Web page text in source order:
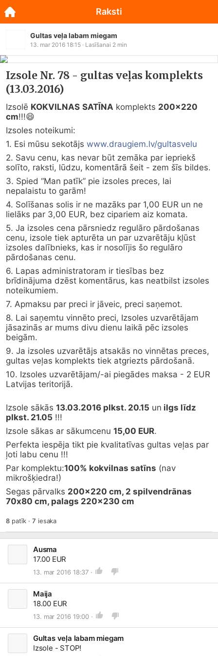
Gultas veļa labam miegam
13. mar 2016 18:15 · Lasīšanai 2 min
Izsole Nr. 78 - gultas veļas komplekts
(13.03.2016)
Izsolē KOKVILNAS SATĪNA komplekts 200x220
cm!!!😄
Izsoles noteikumi:
1. Esi mūsu sekotājs www.draugiem.lv/gultasvelu
2. Savu cenu, kas nevar būt zemāka par iepriekš
solīto, raksti, lūdzu, komentārā šeit - zem šīs bildes.
3. Spied “Man patīk” pie izsoles preces, lai
nepalaistu to garām!
4. Solīšanas solis ir ne mazāks par 1,00 EUR un ne
lielāks par 3,00 EUR, bez cipariem aiz komata.
5. Ja izsoles cena pārsniedz regulāro pārdošanas
cenu, izsole tiek apturēta un par uzvarētāju kļūst
izsoles dalībnieks, kas ir nosolījis šo regulāro
pārdošanas cenu.
6. Lapas administratoram ir tiesības bez
brīdinājuma dzēst komentārus, kas neatbilst izsoles
noteikumiem.
7. Apmaksu par preci ir jāveic, preci saņemot.
8. Lai saņemtu vinnēto preci, Izsoles uzvarētājam
jāsazinās ar mums divu dienu laikā pēc izsoles
beigām.
9. Ja izsoles uzvarētājs atsakās no vinnētas preces,
gultas veļas komplekts tiek atgriezts pārdošanā.
10. Izsoles uzvarētājam/-ai piegādes maksa - 2 EUR
Latvijas teritorijā.
Izsole sākās 13.03.2016 plkst. 20.15 un ilgs līdz
plkst. 21.05 !!!
Izsole sākas ar sākumcenu 15,00 EUR.
Perfekta iespēja tikt pie kvalitatīvas gultas veļas par
ļoti labu cenu !!!
Par komplektu:100% kokvilnas satīns (nav
mikrošķiedra!)
Segas pārvalks 200x220 cm, 2 spilvendrānas
70х80 cm, palags 220x230 cm
8patīk ·7 iesaka
Ausma
17.00 EUR
13. mar 2016 18:37 ·
Maija
18.00 EUR
13. mar 2016 19:00 ·
Gultas veļa labam miegam
Izsole - STOP!
Raksti